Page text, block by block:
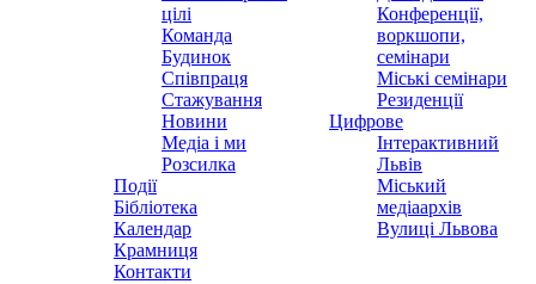
цілі
Команда
Будинок
Співпраця
Стажування
Новини
Медіа і ми
Розсилка
Події
Бібліотека
Календар
Крамниця
Контакти
Конференції,
воркшопи,
семінари
Міські семінари
Резиденції
Цифрове
Інтерактивний
Львів
Міський
медіаархів
Вулиці Львова